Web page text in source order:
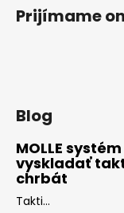
Prijímame
Blog
MOLLE
vyskladať
chrbát
Takti...